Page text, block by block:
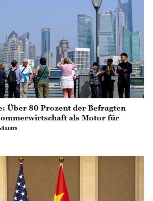
Über 80 Prozent der Befragten
als Motor für